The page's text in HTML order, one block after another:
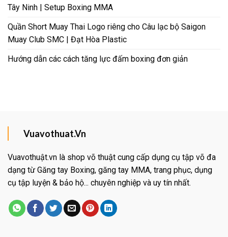
Tây Ninh | Setup Boxing MMA
Quần Short Muay Thai Logo riêng cho Câu lạc bộ Saigon
Muay Club SMC | Đạt Hòa Plastic
Hướng dẫn các cách tăng lực đấm boxing đơn giản
Vuavothuat.Vn
Vuavothuật.vn là shop võ thuật cung cấp dụng cụ tập võ đa
dạng từ Găng tay Boxing, găng tay MMA, trang phục, dụng
cụ tập luyện & bảo hộ... chuyên nghiệp và uy tín nhất.